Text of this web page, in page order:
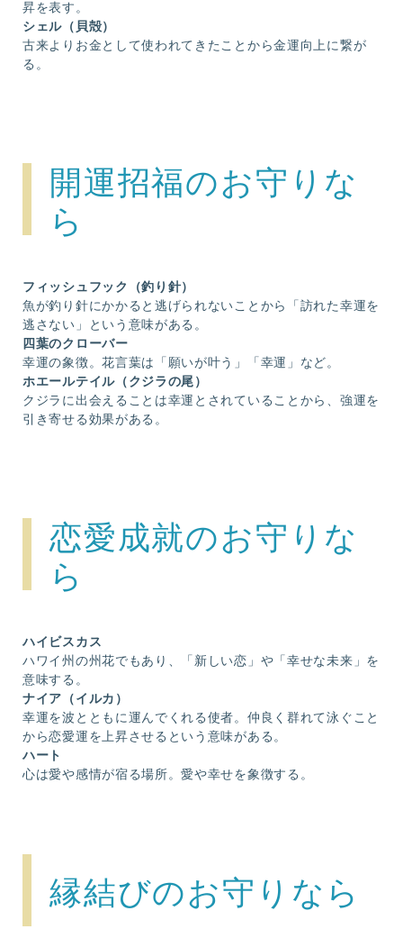
昇を表す。
シェル（貝殻）
古来よりお金として使われてきたことから金運向上に繋が
る。
開運招福のお守りな
ら
フィッシュフック（釣り針）
魚が釣り針にかかると逃げられないことから「訪れた幸運を
逃さない」という意味がある。
四葉のクローバー
幸運の象徴。花言葉は「願いが叶う」「幸運」など。
ホエールテイル（クジラの尾）
クジラに出会えることは幸運とされていることから、強運を
引き寄せる効果がある。
恋愛成就のお守りな
ら
ハイビスカス
ハワイ州の州花でもあり、「新しい恋」や「幸せな未来」を
意味する。
ナイア（イルカ）
幸運を波とともに運んでくれる使者。仲良く群れて泳ぐこと
から恋愛運を上昇させるという意味がある。
ハート
心は愛や感情が宿る場所。愛や幸せを象徴する。
縁結びのお守りなら